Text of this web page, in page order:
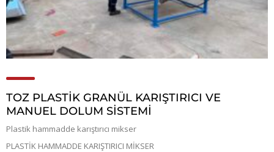
TOZ PLASTİK GRANÜL KARIŞTIRICI VE
MANUEL DOLUM SİSTEMİ
Plastik hammadde karıştırıcı mikser
PLASTİK HAMMADDE KARIŞTIRICI MİKSER